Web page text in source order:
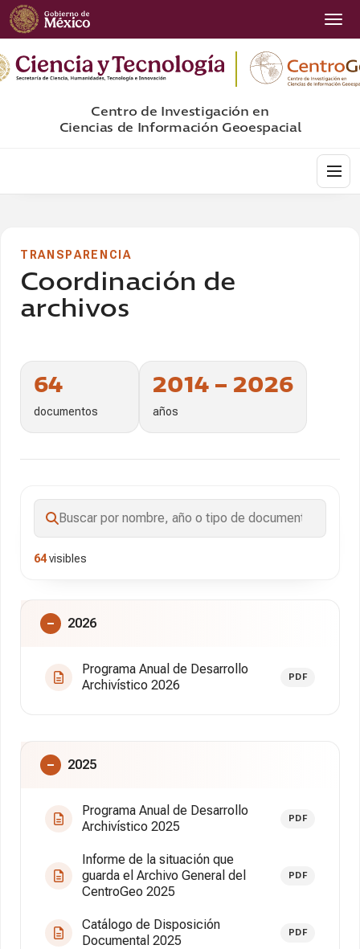
Centro de Investigación en
Ciencias de Información Geoespacial
TRANSPARENCIA
Coordinación de
archivos
64
documentos
2014 – 2026
años
Buscar
documentos
64visibles
2026
Programa Anual de Desarrollo
Archivístico 2026
PDF
2025
Programa Anual de Desarrollo
Archivístico 2025
PDF
Informe de la situación que
guarda el Archivo General del
CentroGeo 2025
PDF
Catálogo de Disposición
Documental 2025
PDF